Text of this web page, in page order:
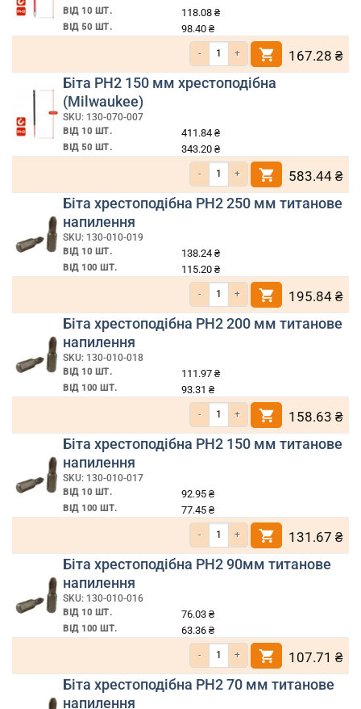
ВІД 10 ШТ. 118.08 ₴
ВІД 50 ШТ. 98.40 ₴
Кількість Біта РН2 90 мм
167.28 ₴
Біта РН2 150 мм хрестоподібна
(Milwaukee)
SKU: 130-070-007
ВІД 10 ШТ. 411.84 ₴
ВІД 50 ШТ. 343.20 ₴
Кількість Біта РН2 150 мм
583.44 ₴
Біта хрестоподібна PH2 250 мм титанове
напилення
SKU: 130-010-019
ВІД 10 ШТ. 138.24 ₴
ВІД 100 ШТ. 115.20 ₴
Кількість Біта хрестоподібна PH2 250
195.84 ₴
Біта хрестоподібна PH2 200 мм титанове
напилення
SKU: 130-010-018
ВІД 10 ШТ. 111.97 ₴
ВІД 100 ШТ. 93.31 ₴
Кількість Біта хрестоподібна PH2 200
158.63 ₴
Біта хрестоподібна PH2 150 мм титанове
напилення
SKU: 130-010-017
ВІД 10 ШТ. 92.95 ₴
ВІД 100 ШТ. 77.45 ₴
Кількість Біта хрестоподібна PH2 150
131.67 ₴
Біта хрестоподібна PH2 90мм титанове
напилення
SKU: 130-010-016
ВІД 10 ШТ. 76.03 ₴
ВІД 100 ШТ. 63.36 ₴
Кількість Біта хрестоподібна PH2 90мм
107.71 ₴
Біта хрестоподібна PH2 70 мм титанове
напилення